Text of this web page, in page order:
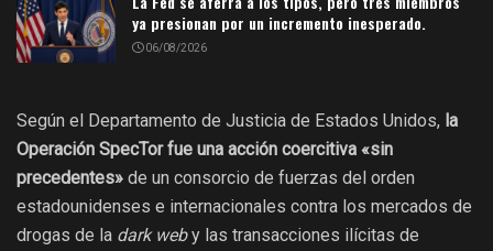
ya presionan por un incremento inesperado.
06/08/2026
Según el Departamento de Justicia de Estados Unidos, la
Operación SpecTor fue una acción coercitiva «sin
precedentes» de un consorcio de fuerzas del orden
estadounidenses e internacionales contra los mercados de
drogas de la dark weby las transacciones ilícitas de